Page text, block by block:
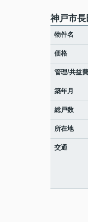
神戸市
物件名
価格
管理/共益費
築年月
総戸数
所在地
交通